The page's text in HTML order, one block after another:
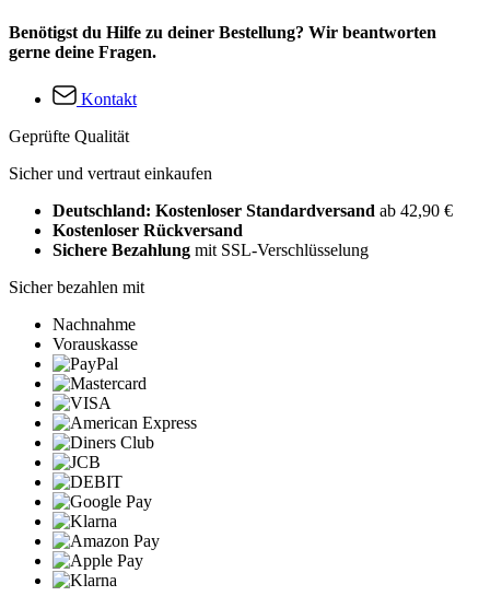
Benötigst du Hilfe zu deiner Bestellung? Wir beantworten
gerne deine Fragen.
Kontakt
Geprüfte Qualität
Sicher und vertraut einkaufen
Deutschland: Kostenloser Standardversand ab 42,90 €
Kostenloser Rückversand
Sichere Bezahlung mit SSL-Verschlüsselung
Sicher bezahlen mit
Nachnahme
Vorauskasse